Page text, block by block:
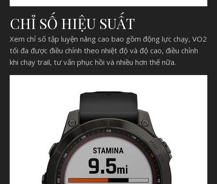
CHỈ SỐ HIỆU SUẤT
Xem chỉ số tập luyện nâng cao bao gồm động lực chạy, VO2
tối đa được điều chỉnh theo nhiệt độ và độ cao, điều chỉnh
khi chạy trail, tư vấn phục hồi và nhiều hơn thế nữa.